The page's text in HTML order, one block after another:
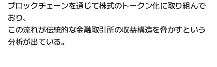
ブロックチェーンを通じて株式のトークン化に取り組んで
おり、
この流れが伝統的な金融取引所の収益構造を脅かすという
分析が出ている。